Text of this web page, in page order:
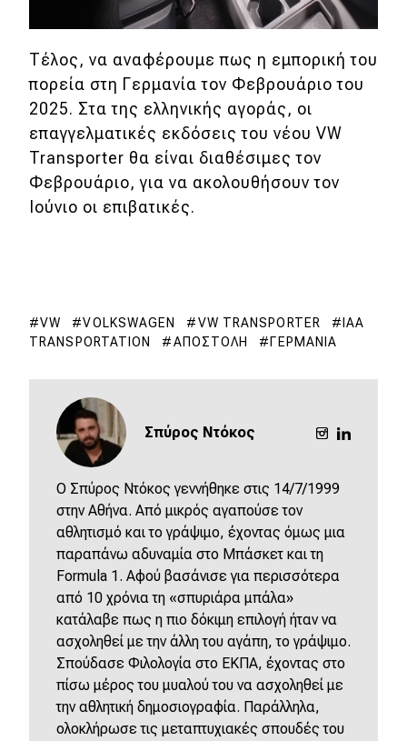
Τέλος, να αναφέρουμε πως η εμπορική του
πορεία στη Γερμανία τον Φεβρουάριο του
2025. Στα της ελληνικής αγοράς, οι
επαγγελματικές εκδόσεις του νέου VW
Transporter θα είναι διαθέσιμες τον
Φεβρουάριο, για να ακολουθήσουν τον
Ιούνιο οι επιβατικές.
VW VOLKSWAGEN VW TRANSPORTER
IAA
TRANSPORTATION
ΑΠΟΣΤΟΛΉ ΓΕΡΜΑΝΊΑ
Σπύρος Ντόκος
O Σπύρος Ντόκος γεννήθηκε στις 14/7/1999
στην Αθήνα. Από μικρός αγαπούσε τον
αθλητισμό και το γράψιμο, έχοντας όμως μια
παραπάνω αδυναμία στο Μπάσκετ και τη
Formula 1. Αφού βασάνισε για περισσότερα
από 10 χρόνια τη «σπυριάρα μπάλα»
κατάλαβε πως η πιο δόκιμη επιλογή ήταν να
ασχοληθεί με την άλλη του αγάπη, το γράψιμο.
Σπούδασε Φιλολογία στο ΕΚΠΑ, έχοντας στο
πίσω μέρος του μυαλού του να ασχοληθεί με
την αθλητική δημοσιογραφία. Παράλληλα,
ολοκλήρωσε τις μεταπτυχιακές σπουδές του